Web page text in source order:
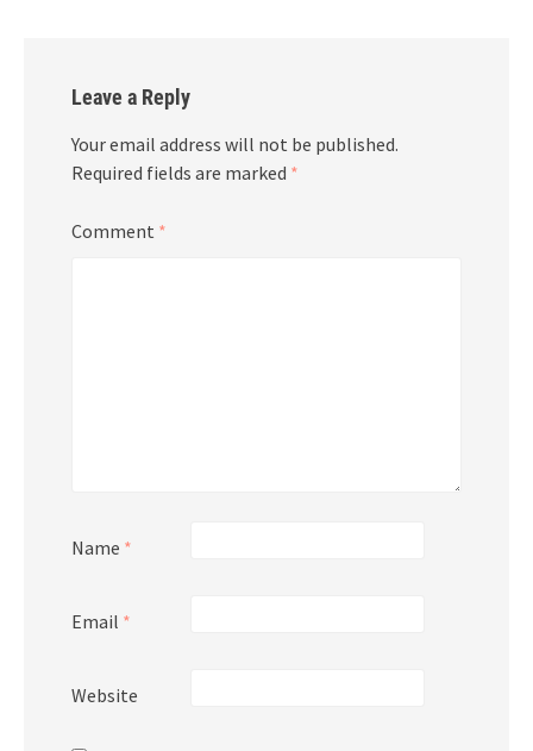
Leave a Reply
Your email address will not be published.
Required fields are marked *
Comment *
Name *
Email *
Website